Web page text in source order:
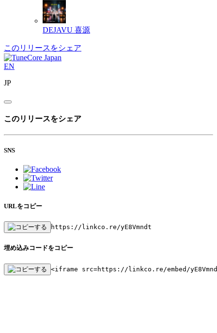
DEJAVU 喜源
このリリースをシェア
EN
JP
このリリースをシェア
SNS
URLをコピー
https://linkco.re/yE8Vmndt
埋め込みコードをコピー
<iframe src=https://linkco.re/embed/